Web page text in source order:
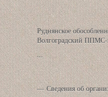
Руднянское
Волгоградский ППМС-
...
Сведения об